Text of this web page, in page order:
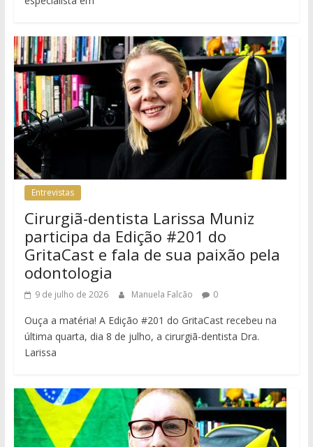
Entrevistas
Cirurgiã-dentista Larissa Muniz
participa da Edição #201 do
GritaCast e fala de sua paixão pela
odontologia
9 de julho de 2026 Manuela Falcão 0
Ouça a matéria! A Edição #201 do GritaCast recebeu na
última quarta, dia 8 de julho, a cirurgiã-dentista Dra.
Larissa